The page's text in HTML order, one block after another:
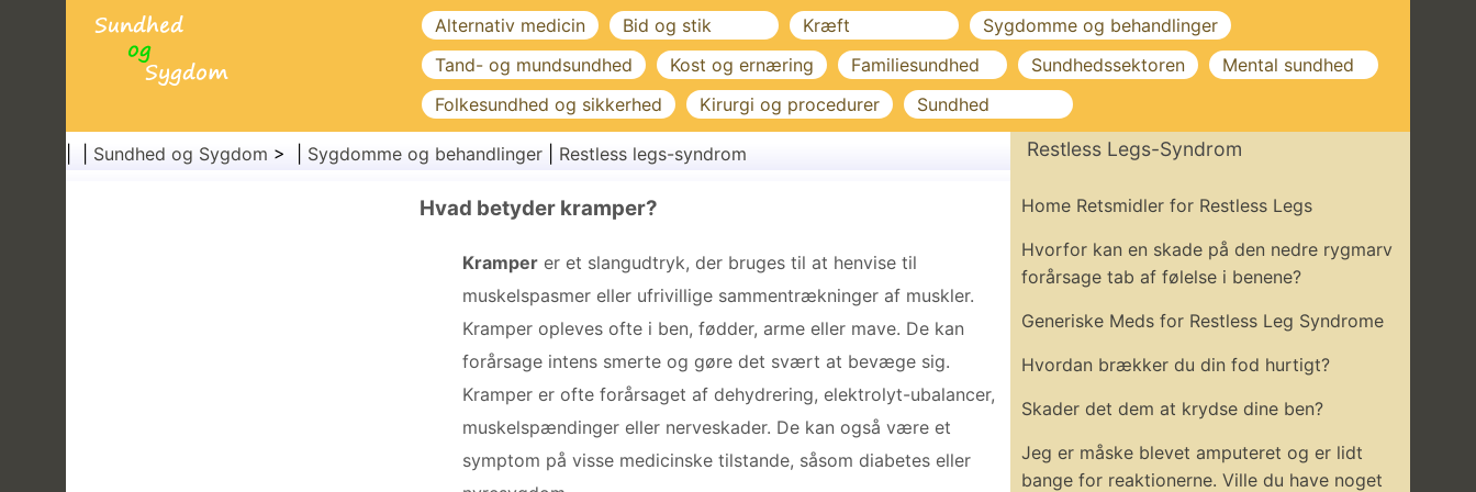
Alternativ medicin Bid og stik Kræft
Sygdomme og behandlinger
Tand- og mundsundhed
Kost og ernæring Familiesundhed Sundhedssektoren
Mental sundhed
Folkesundhed og sikkerhed
Kirurgi og procedurer Sundhed
Sundhed og Sygdom > | Sygdomme og behandlinger Restless legs-syndrom
Hvad betyder kramper?
Kramper er et slangudtryk, der bruges til at henvise til
muskelspasmer eller ufrivillige sammentrækninger af muskler.
Kramper opleves ofte i ben, fødder, arme eller mave. De kan
forårsage intens smerte og gøre det svært at bevæge sig.
Kramper er ofte forårsaget af dehydrering, elektrolyt-ubalancer,
muskelspændinger eller nerveskader. De kan også være et
symptom på visse medicinske tilstande, såsom diabetes eller
Restless Legs-Syndrom
Home Retsmidler for Restless Legs
Hvorfor kan en skade på den nedre rygmarv
forårsage tab af følelse i benene?
Generiske Meds for Restless Leg Syndrome
Hvordan brækker du din fod hurtigt?
Skader det dem at krydse dine ben?
Jeg er måske blevet amputeret og er lidt
bange for reaktionerne. Ville du have noget